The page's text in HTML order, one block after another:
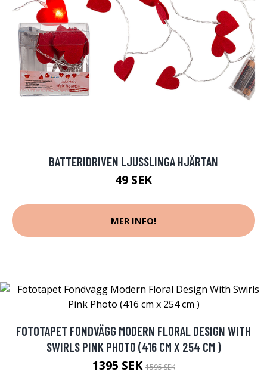
BATTERIDRIVEN LJUSSLINGA HJÄRTAN
49 SEK
MER INFO!
FOTOTAPET FONDVÄGG MODERN FLORAL DESIGN WITH
SWIRLS PINK PHOTO (416 CM X 254 CM )
1395 SEK1595 SEK